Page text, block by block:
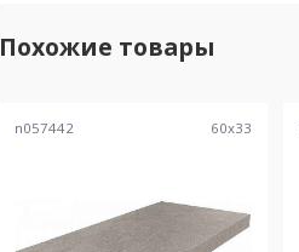
Похожие товары
n057442 60x33